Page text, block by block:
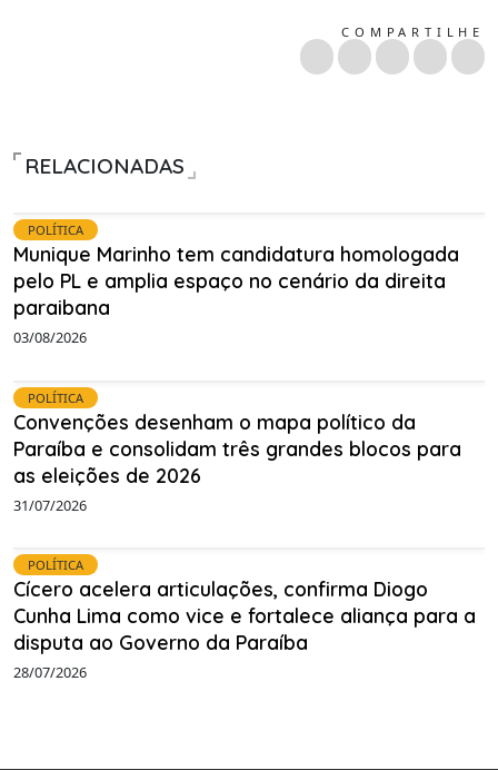
COMPARTILHE
RELACIONADAS
POLÍTICA
Munique Marinho tem candidatura homologada
pelo PL e amplia espaço no cenário da direita
paraibana
03/08/2026
POLÍTICA
Convenções desenham o mapa político da
Paraíba e consolidam três grandes blocos para
as eleições de 2026
31/07/2026
POLÍTICA
Cícero acelera articulações, confirma Diogo
Cunha Lima como vice e fortalece aliança para a
disputa ao Governo da Paraíba
28/07/2026